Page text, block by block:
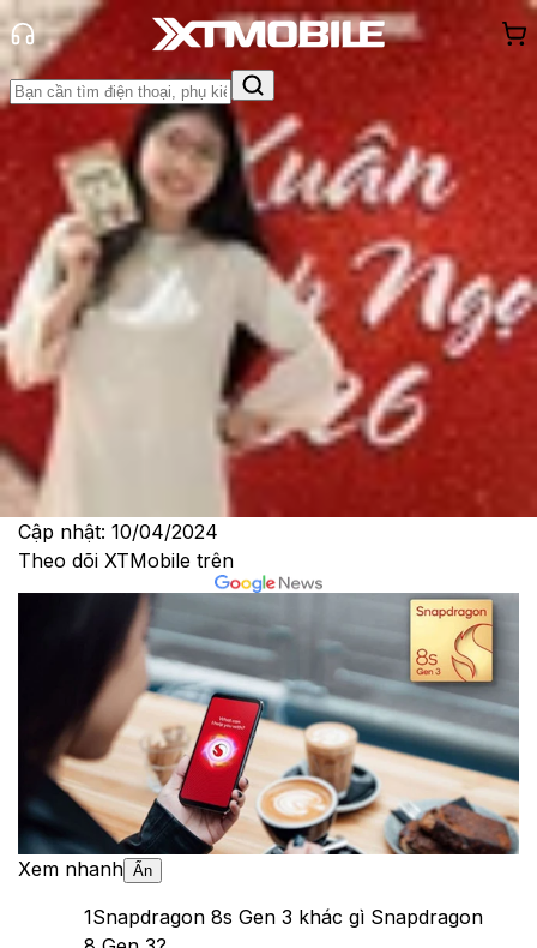
Trang chủ
Tin tức
So Sánh
Tin MớiĐánh Giá - Trên Tay So SánhTư vấnKhuyến
mãi
Thủ thuậtHỏi đáp App - GameThông báoKhách
hàng - Sự kiện
Snapdragon 8s Gen 3 có ý nghĩa gì
so với Snapdragon 8 Gen 3
Lê Thị Huỳnh Như
Ngày đăng:
10/04/2024
Cập nhật: 10/04/2024
Theo dõi XTMobile trên
Xem nhanh Ẩn
1Snapdragon 8s Gen 3 khác gì Snapdragon